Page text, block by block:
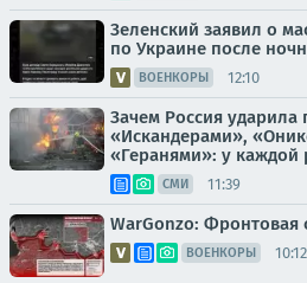
Зеленский заявил о
по Украине после
ВОЕНКОРЫ 12:10
Зачем Россия ударила
«Искандерами»,
«Геранями»: у каждой
СМИ 11:39
WarGonzo: Фронтовая
ВОЕНКОРЫ 10:12